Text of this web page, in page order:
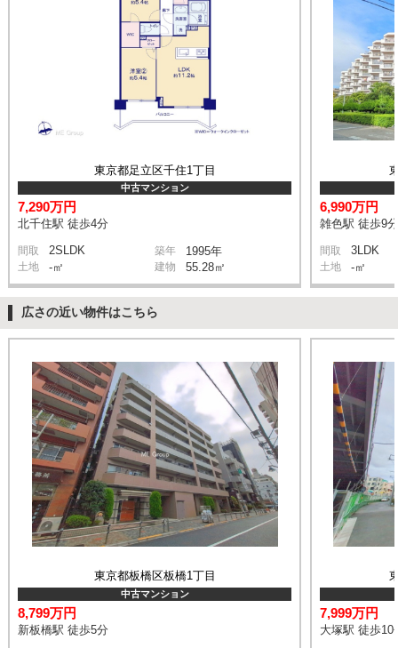
東京都足立区千住1丁目
中古マンション
7,290万円
北千住駅 徒歩4分
間取 2SLDK 築年 1995年
土地 -㎡ 建物 55.28㎡
6,990万円
雑色駅 徒歩9分
間取 3LDK
土地 -㎡
広さの近い物件はこちら
東京都板橋区板橋1丁目
中古マンション
8,799万円
新板橋駅 徒歩5分
7,999万円
大塚駅 徒歩10